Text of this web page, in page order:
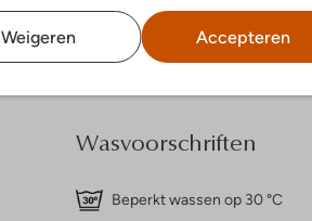
Weigeren Accepteren
Wasvoorschriften
Beperkt wassen op 30 °C